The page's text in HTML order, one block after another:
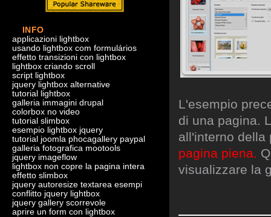
INFO
applicazioni lightbox
usando lightbox com formulários
effetto transizioni con lightbox
lightbox criando scroll
script lightbox
jquery lightbox alternative
tutorial lightbox
galleria immagini drupal
colorbox no video
tutorial slimbox
esempio lightbox jquery
tutorial joomla phocagallery paypal
galleria fotografica mootools
jquery imageflow
lightbox non copre la pagina intera
effetto slimbox
jquery autoresize textarea esempi
conflitto jquery lightbox
jquery gallery scorrevole
aprire un form con lightbox
L'esempio
di una pagina.
all'interno
pagina piena.
visualizzare la